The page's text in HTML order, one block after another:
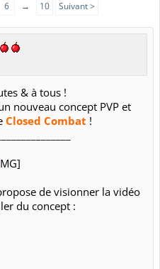
6 → 10 Suivant >
& à tous !
nouveau concept PVP et
Closed Combat !​
de visionner la vidéo
du concept :​